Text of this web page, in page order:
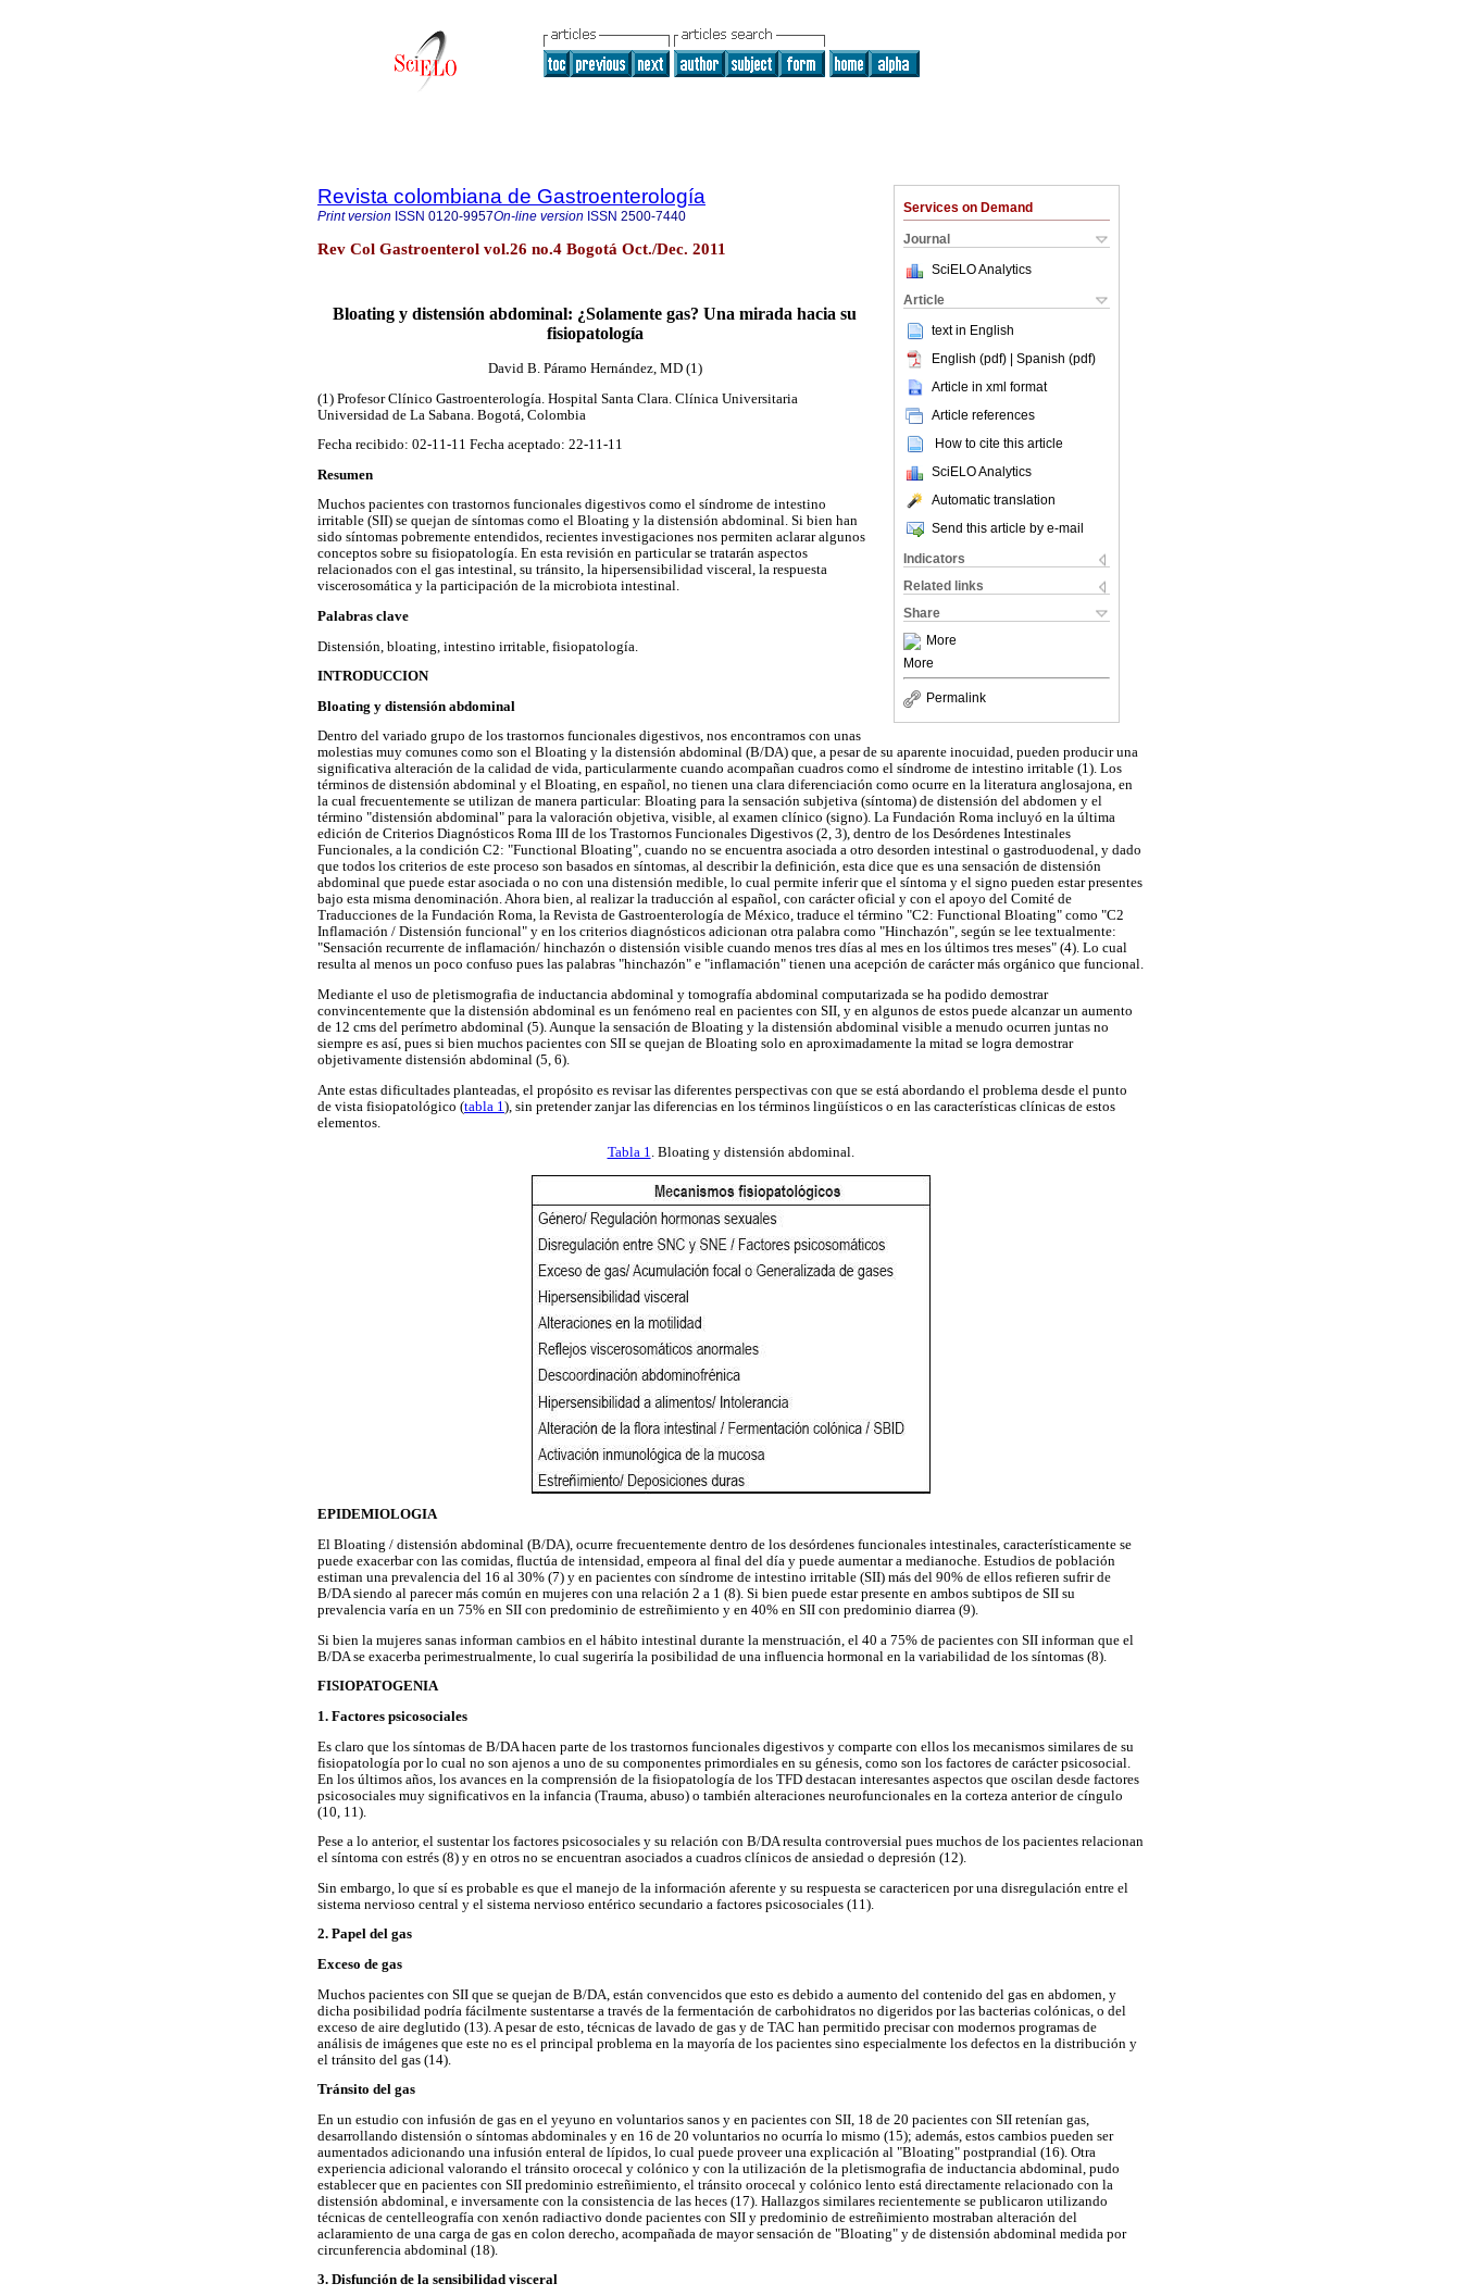
Services on Demand
Journal
SciELO Analytics
Article
text in English
English (pdf) | Spanish (pdf)
Article in xml format
Article references
How to cite this article
SciELO Analytics
Automatic translation
Send this article by e-mail
Indicators
Related links
Share
More
More
Permalink
Revista colombiana de Gastroenterología
Print version ISSN 0120-9957On-line version ISSN 2500-7440
Rev Col Gastroenterol vol.26 no.4 Bogotá Oct./Dec. 2011
Bloating y distensión abdominal: ¿Solamente gas? Una mirada hacia su
fisiopatología
David B. Páramo Hernández, MD (1)
(1) Profesor Clínico Gastroenterología. Hospital Santa Clara. Clínica Universitaria
Universidad de La Sabana. Bogotá, Colombia
Fecha recibido: 02-11-11 Fecha aceptado: 22-11-11
Resumen
Muchos pacientes con trastornos funcionales digestivos como el síndrome de intestino
irritable (SII) se quejan de síntomas como el Bloating y la distensión abdominal. Si bien han
sido síntomas pobremente entendidos, recientes investigaciones nos permiten aclarar algunos
conceptos sobre su fisiopatología. En esta revisión en particular se tratarán aspectos
relacionados con el gas intestinal, su tránsito, la hipersensibilidad visceral, la respuesta
viscerosomática y la participación de la microbiota intestinal.
Palabras clave
Distensión, bloating, intestino irritable, fisiopatología.
INTRODUCCION
Bloating y distensión abdominal
Dentro del variado grupo de los trastornos funcionales digestivos, nos encontramos con unas
molestias muy comunes como son el Bloating y la distensión abdominal (B/DA) que, a pesar de su aparente inocuidad, pueden producir una
significativa alteración de la calidad de vida, particularmente cuando acompañan cuadros como el síndrome de intestino irritable (1). Los
términos de distensión abdominal y el Bloating, en español, no tienen una clara diferenciación como ocurre en la literatura anglosajona, en
la cual frecuentemente se utilizan de manera particular: Bloating para la sensación subjetiva (síntoma) de distensión del abdomen y el
término "distensión abdominal" para la valoración objetiva, visible, al examen clínico (signo). La Fundación Roma incluyó en la última
edición de Criterios Diagnósticos Roma III de los Trastornos Funcionales Digestivos (2, 3), dentro de los Desórdenes Intestinales
Funcionales, a la condición C2: "Functional Bloating", cuando no se encuentra asociada a otro desorden intestinal o gastroduodenal, y dado
que todos los criterios de este proceso son basados en síntomas, al describir la definición, esta dice que es una sensación de distensión
abdominal que puede estar asociada o no con una distensión medible, lo cual permite inferir que el síntoma y el signo pueden estar presentes
bajo esta misma denominación. Ahora bien, al realizar la traducción al español, con carácter oficial y con el apoyo del Comité de
Traducciones de la Fundación Roma, la Revista de Gastroenterología de México, traduce el término "C2: Functional Bloating" como "C2
Inflamación / Distensión funcional" y en los criterios diagnósticos adicionan otra palabra como "Hinchazón", según se lee textualmente:
"Sensación recurrente de inflamación/ hinchazón o distensión visible cuando menos tres días al mes en los últimos tres meses" (4). Lo cual
resulta al menos un poco confuso pues las palabras "hinchazón" e "inflamación" tienen una acepción de carácter más orgánico que funcional.
Mediante el uso de pletismografia de inductancia abdominal y tomografía abdominal computarizada se ha podido demostrar
convincentemente que la distensión abdominal es un fenómeno real en pacientes con SII, y en algunos de estos puede alcanzar un aumento
de 12 cms del perímetro abdominal (5). Aunque la sensación de Bloating y la distensión abdominal visible a menudo ocurren juntas no
siempre es así, pues si bien muchos pacientes con SII se quejan de Bloating solo en aproximadamente la mitad se logra demostrar
objetivamente distensión abdominal (5, 6).
Ante estas dificultades planteadas, el propósito es revisar las diferentes perspectivas con que se está abordando el problema desde el punto
de vista fisiopatológico (tabla 1 ), sin pretender zanjar las diferencias en los términos lingüísticos o en las características clínicas de estos
elementos.
Tabla 1. Bloating y distensión abdominal.
EPIDEMIOLOGIA
El Bloating / distensión abdominal (B/DA), ocurre frecuentemente dentro de los desórdenes funcionales intestinales, característicamente se
puede exacerbar con las comidas, fluctúa de intensidad, empeora al final del día y puede aumentar a medianoche. Estudios de población
estiman una prevalencia del 16 al 30% (7) y en pacientes con síndrome de intestino irritable (SII) más del 90% de ellos refieren sufrir de
B/DA siendo al parecer más común en mujeres con una relación 2 a 1 (8). Si bien puede estar presente en ambos subtipos de SII su
prevalencia varía en un 75% en SII con predominio de estreñimiento y en 40% en SII con predominio diarrea (9).
Si bien la mujeres sanas informan cambios en el hábito intestinal durante la menstruación, el 40 a 75% de pacientes con SII informan que el
B/DA se exacerba perimestrualmente, lo cual sugeriría la posibilidad de una influencia hormonal en la variabilidad de los síntomas (8).
FISIOPATOGENIA
1. Factores psicosociales
Es claro que los síntomas de B/DA hacen parte de los trastornos funcionales digestivos y comparte con ellos los mecanismos similares de su
fisiopatología por lo cual no son ajenos a uno de su componentes primordiales en su génesis, como son los factores de carácter psicosocial.
En los últimos años, los avances en la comprensión de la fisiopatología de los TFD destacan interesantes aspectos que oscilan desde factores
psicosociales muy significativos en la infancia (Trauma, abuso) o también alteraciones neurofuncionales en la corteza anterior de cíngulo
(10, 11).
Pese a lo anterior, el sustentar los factores psicosociales y su relación con B/DA resulta controversial pues muchos de los pacientes relacionan
el síntoma con estrés (8) y en otros no se encuentran asociados a cuadros clínicos de ansiedad o depresión (12).
Sin embargo, lo que sí es probable es que el manejo de la información aferente y su respuesta se caractericen por una disregulación entre el
sistema nervioso central y el sistema nervioso entérico secundario a factores psicosociales (11).
2. Papel del gas
Exceso de gas
Muchos pacientes con SII que se quejan de B/DA, están convencidos que esto es debido a aumento del contenido del gas en abdomen, y
dicha posibilidad podría fácilmente sustentarse a través de la fermentación de carbohidratos no digeridos por las bacterias colónicas, o del
exceso de aire deglutido (13). A pesar de esto, técnicas de lavado de gas y de TAC han permitido precisar con modernos programas de
análisis de imágenes que este no es el principal problema en la mayoría de los pacientes sino especialmente los defectos en la distribución y
el tránsito del gas (14).
Tránsito del gas
En un estudio con infusión de gas en el yeyuno en voluntarios sanos y en pacientes con SII, 18 de 20 pacientes con SII retenían gas,
desarrollando distensión o síntomas abdominales y en 16 de 20 voluntarios no ocurría lo mismo (15); además, estos cambios pueden ser
aumentados adicionando una infusión enteral de lípidos, lo cual puede proveer una explicación al "Bloating" postprandial (16). Otra
experiencia adicional valorando el tránsito orocecal y colónico y con la utilización de la pletismografia de inductancia abdominal, pudo
establecer que en pacientes con SII predominio estreñimiento, el tránsito orocecal y colónico lento está directamente relacionado con la
distensión abdominal, e inversamente con la consistencia de las heces (17). Hallazgos similares recientemente se publicaron utilizando
técnicas de centelleografía con xenón radiactivo donde pacientes con SII y predominio de estreñimiento mostraban alteración del
aclaramiento de una carga de gas en colon derecho, acompañada de mayor sensación de "Bloating" y de distensión abdominal medida por
circunferencia abdominal (18).
3. Disfunción de la sensibilidad visceral